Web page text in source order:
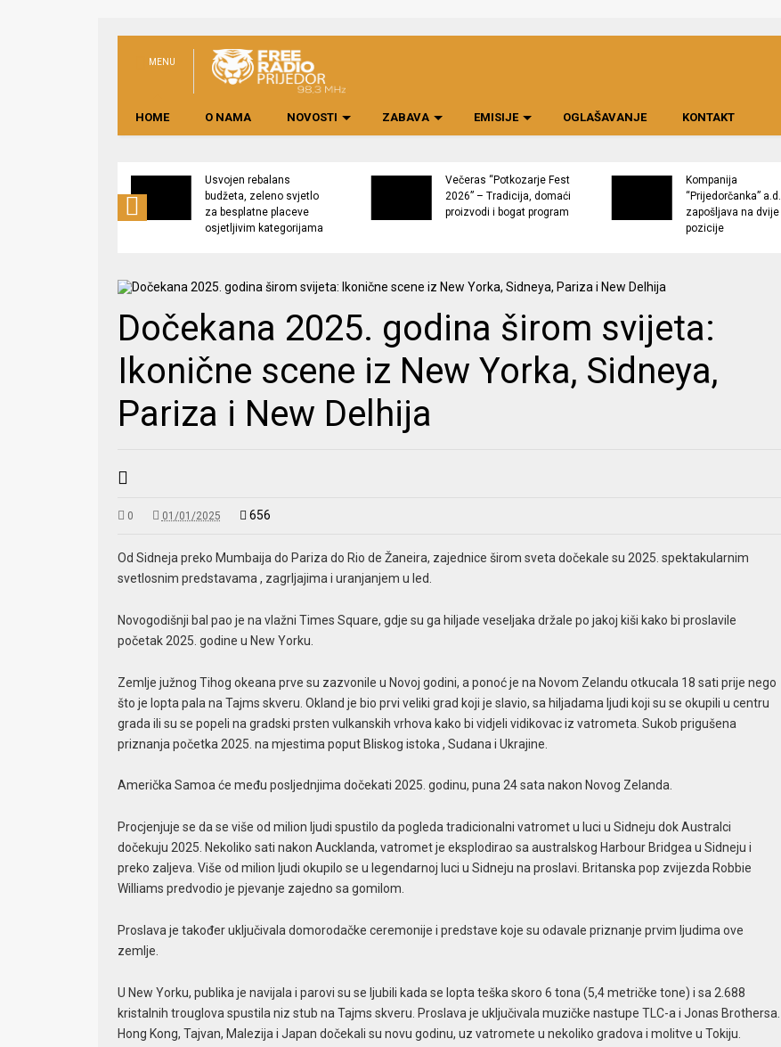
MENU
HOME O NAMA NOVOSTI ZABAVA EMISIJE OGLAŠAVANJE KONTAKT
Usvojen rebalans
budžeta, zeleno svjetlo
za besplatne placeve
osjetljivim kategorijama
Večeras “Potkozarje Fest
2026” – Tradicija, domaći
proizvodi i bogat program
Kompanija
“Prijedorčanka” a.d.
zapošljava na dvije
pozicije
Dočekana 2025. godina širom svijeta:
Ikonične scene iz New Yorka, Sidneya,
Pariza i New Delhija
0 01/01/2025 656
Od Sidneja preko Mumbaija do Pariza do Rio de Žaneira, zajednice širom sveta dočekale su 2025. spektakularnim
svetlosnim predstavama , zagrljajima i uranjanjem u led.
Novogodišnji bal pao je na vlažni Times Square, gdje su ga hiljade veseljaka držale po jakoj kiši kako bi proslavile
početak 2025. godine u New Yorku.
Zemlje južnog Tihog okeana prve su zazvonile u Novoj godini, a ponoć je na Novom Zelandu otkucala 18 sati prije nego
što je lopta pala na Tajms skveru. Okland je bio prvi veliki grad koji je slavio, sa hiljadama ljudi koji su se okupili u centru
grada ili su se popeli na gradski prsten vulkanskih vrhova kako bi vidjeli vidikovac iz vatrometa. Sukob prigušena
priznanja početka 2025. na mjestima poput Bliskog istoka , Sudana i Ukrajine.
Američka Samoa će među posljednjima dočekati 2025. godinu, puna 24 sata nakon Novog Zelanda.
Procjenjuje se da se više od milion ljudi spustilo da pogleda tradicionalni vatromet u luci u Sidneju dok Australci
dočekuju 2025. Nekoliko sati nakon Aucklanda, vatromet je eksplodirao sa australskog Harbour Bridgea u Sidneju i
preko zaljeva. Više od milion ljudi okupilo se u legendarnoj luci u Sidneju na proslavi. Britanska pop zvijezda Robbie
Williams predvodio je pjevanje zajedno sa gomilom.
Proslava je također uključivala domorodačke ceremonije i predstave koje su odavale priznanje prvim ljudima ove
zemlje.
U New Yorku, publika je navijala i parovi su se ljubili kada se lopta teška skoro 6 tona (5,4 metričke tone) i sa 2.688
kristalnih trouglova spustila niz stub na Tajms skveru. Proslava je uključivala muzičke nastupe TLC-a i Jonas Brothersa.
Hong Kong, Tajvan, Malezija i Japan dočekali su novu godinu, uz vatromete u nekoliko gradova i molitve u Tokiju.